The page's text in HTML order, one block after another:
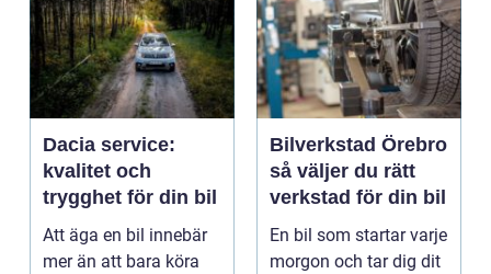
Dacia service:
kvalitet och
trygghet för din bil
Att äga en bil innebär
mer än att bara köra
Bilverkstad Örebro
så väljer du rätt
verkstad för din bil
En bil som startar varje
morgon och tar dig dit